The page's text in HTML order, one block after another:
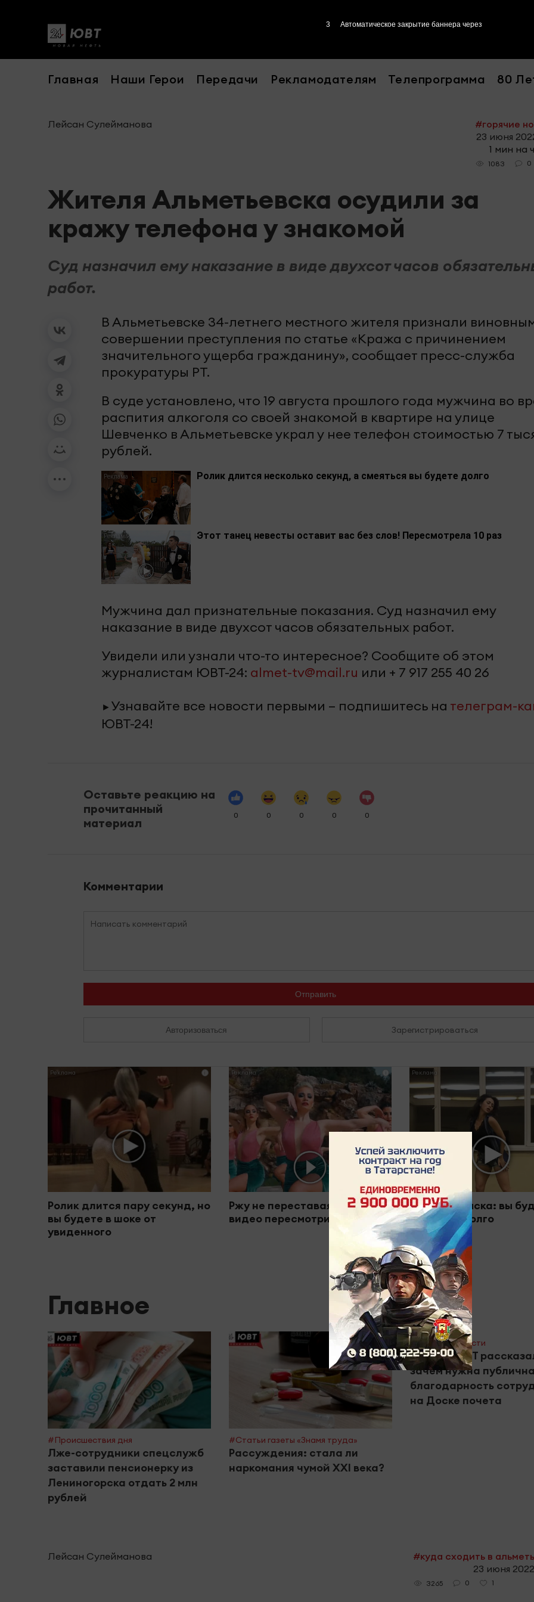
Главная Наши Герои Передачи Рекламодателям Телепрограмма 80
Лейсан Сулейманова
#горячие
23 июня
1 мин на
1083 0
Жителя Альметьевска осудили за
кражу телефона у знакомой
Суд назначил ему наказание в виде двухсот часов
работ.
В Альметьевске 34-летнего местного жителя признали
совершении преступления по статье «Кража с причинением
значительного ущерба гражданину», сообщает пресс-служба
прокуратуры РТ.
В суде установлено, что 19 августа прошлого года мужчина во
распития алкоголя со своей знакомой в квартире на улице
Шевченко в Альметьевске украл у нее телефон стоимостью 7
рублей.
Ролик длится несколько секунд, а смеяться вы будете долго
Этот танец невесты оставит вас без слов! Пересмотрела 10 раз
Мужчина дал признательные показания. Суд назначил ему
наказание в виде двухсот часов обязательных работ.
Увидели или узнали что-то интересное? Сообщите об этом
журналистам ЮВТ-24: almet-tv@mail.ru или + 7 917 255 40 26
► Узнавайте все новости первыми – подпишитесь на телеграм-
ЮВТ-24!
Оставьте реакцию на
прочитанный
материал
0 0 0 0 0
Комментарии
Отправить
Авторизоваться Зарегистрироваться
Ролик длится пару секунд, но
вы будете в шоке от
увиденного
Ржу не переставая, это
видео пересмотришь не раз
Ролик из Омска: вы
смеяться долго
Главное
#Происшествия дня
Лже-сотрудники спецслужб
заставили пенсионерку из
Лениногорска отдать 2 млн
рублей
#Статьи газеты «Знамя труда»
Рассуждения: стала ли
наркомания чумой XXI века?
#Горячие новости
Эксперты РТ
зачем нужна
благодарность
на Доске почета
Лейсан Сулейманова
#куда сходить в
23 июня
3265 0 1
2 Автоматическое закрытие баннера через